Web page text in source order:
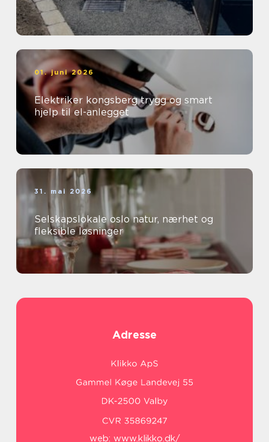
01. juni 2026
Elektriker kongsberg trygg og smart
hjelp til el-anlegget
31. mai 2026
Selskapslokale oslo natur, nærhet og
fleksible løsninger
Adresse
web: www.klikko.dk/